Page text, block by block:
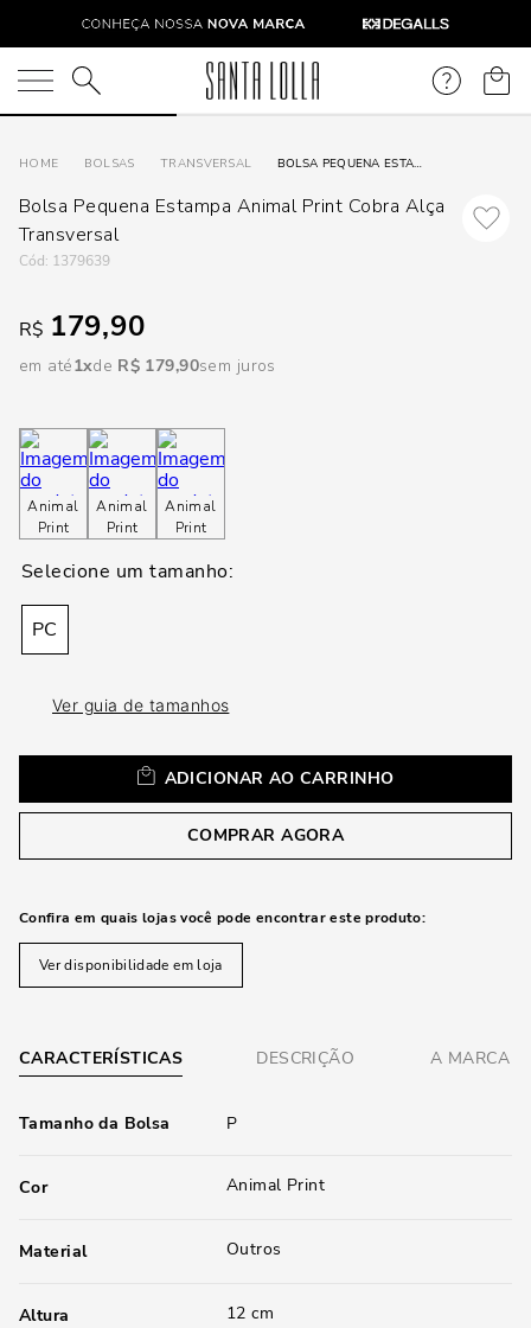
O que você está procurando?
BOLSAS TRANSVERSAL BOLSA PEQUENA ESTAMPA ANIMAL PRINT COBRA ALÇA TRANSVERSAL
Bolsa Pequena Estampa Animal Print Cobra Alça
Transversal
: 1379639
R$ 179,90
em até1 R$ 179,90sem juros
Animal
Print
Animal
Print
Animal
Print
PC
Ver guia de tamanhos
ADICIONAR AO CARRINHO
COMPRAR AGORA
Confira em quais lojas você pode encontrar este produto:
Ver disponibilidade em loja
CARACTERÍSTICAS DESCRIÇÃO A MARCA
Tamanho da Bolsa P
Cor Animal Print
Material Outros
Altura 12 cm